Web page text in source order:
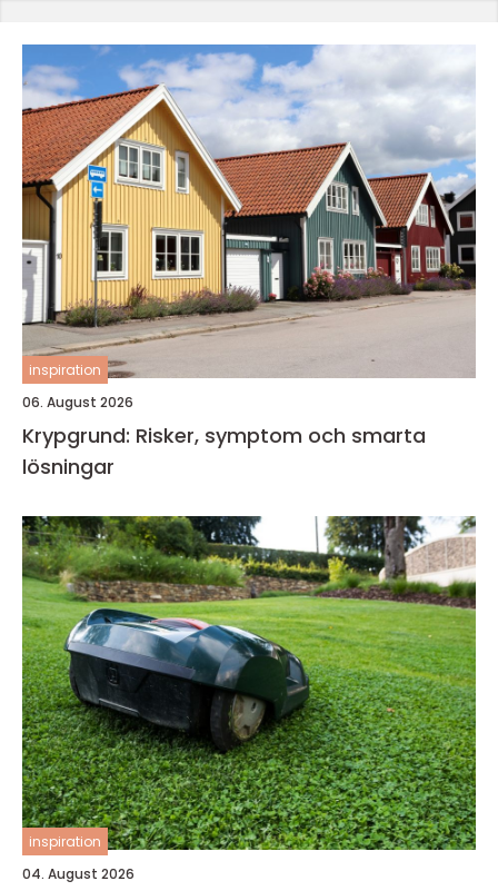
inspiration
06. August 2026
Krypgrund: Risker, symptom och smarta
lösningar
inspiration
04. August 2026